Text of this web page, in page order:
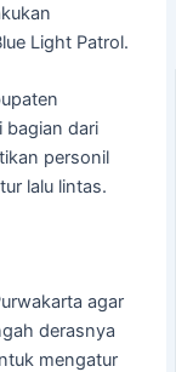
Light Patrol.
bagian dari
personil
lalu lintas.
agar
derasnya
mengatur